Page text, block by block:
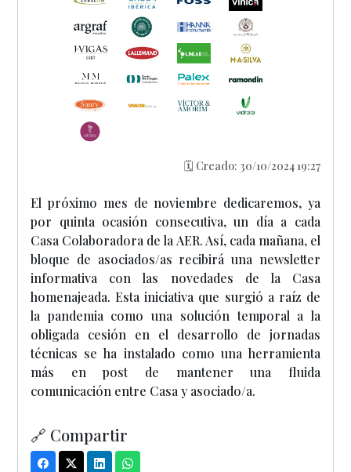
🗓️ Creado: 30/10/2024 19:27
El próximo mes de noviembre dedicaremos, ya
por quinta ocasión consecutiva, un día a cada
Casa Colaboradora de la AER. Así, cada mañana, el
bloque de asociados/as recibirá una newsletter
informativa con las novedades de la Casa
homenajeada. Esta iniciativa que surgió a raíz de
la pandemia como una solución temporal a la
obligada cesión en el desarrollo de jornadas
técnicas se ha instalado como una herramienta
más en post de mantener una fluida
comunicación entre Casa y asociado/a.
🔗 Compartir